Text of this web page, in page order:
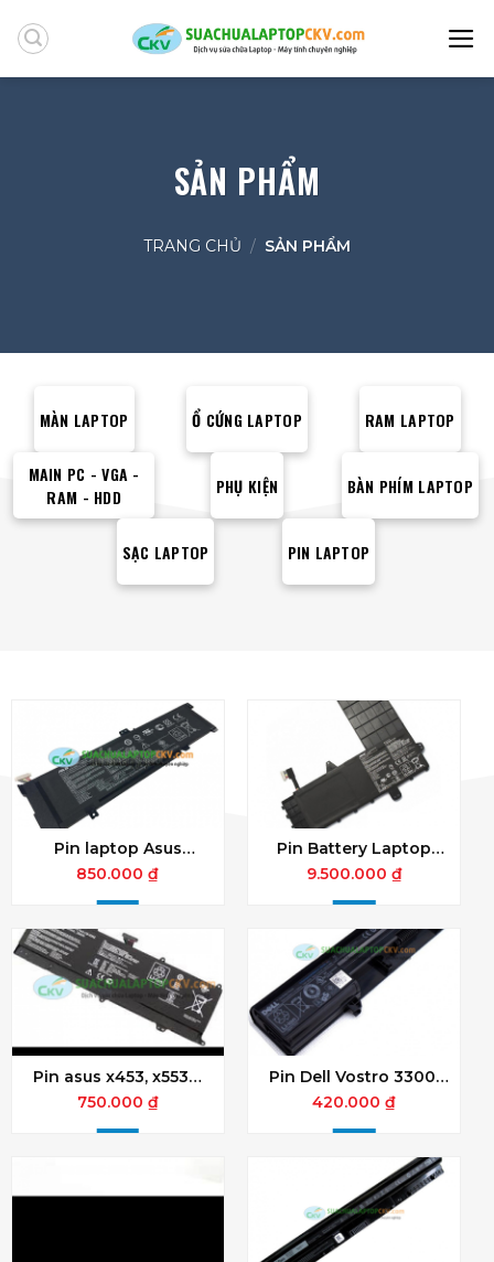
content
SẢN PHẨM
TRANG CHỦ / SẢN PHẨM
MÀN LAPTOP Ổ CỨNG LAPTOP RAM LAPTOP
MAIN PC - VGA -
RAM - HDD
PHỤ KIỆN BÀN PHÍM LAPTOP
SẠC LAPTOP PIN LAPTOP
Pin laptop Asus
B31N1429 K501 A501
850.000 ₫
Pin Battery Laptop
ASUS E502M
(B21N1506) Chính Hãng
9.500.000 ₫
Pin asus x453, x553M
zin
750.000 ₫
Pin Dell Vostro 3300,
3350, V3300, V3350
420.000 ₫